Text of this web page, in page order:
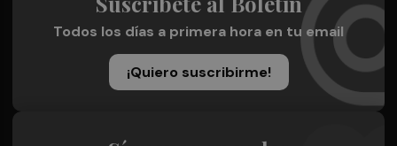
Todos los días a primera hora en tu email
¡Quiero suscribirme!